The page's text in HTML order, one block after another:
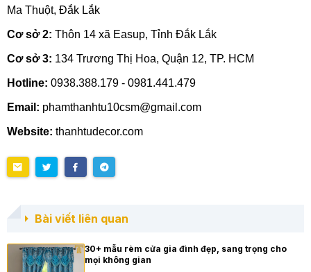
Ma Thuột, Đắk Lắk
Cơ sở 2: Thôn 14 xã Easup, Tỉnh Đắk Lắk
Cơ sở 3: 134 Trương Thị Hoa, Quận 12, TP. HCM
Hotline: 0938.388.179 - 0981.441.479
Email: phamthanhtu10csm@gmail.com
Website: thanhtudecor.com
Bài viết liên quan
30+ mẫu rèm cửa gia đình đẹp, sang trọng cho
mọi không gian